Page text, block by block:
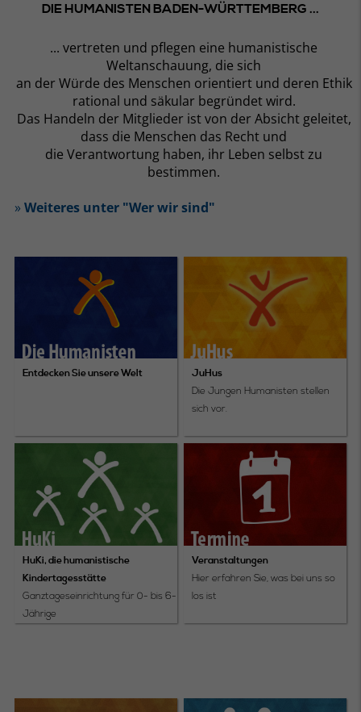
DIE HUMANISTEN BADEN-WÜRTTEMBERG ...
... vertreten und pflegen eine humanistische
Weltanschauung, die sich
an der Würde des Menschen orientiert und deren Ethik
rational und säkular begründet wird.
Das Handeln der Mitglieder ist von der Absicht geleitet,
dass die Menschen das Recht und
die Verantwortung haben, ihr Leben selbst zu
bestimmen.
» Weiteres unter "Wer wir sind"
Entdecken Sie unsere Welt JuHus
Die Jungen Humanisten stellen
sich vor.
HuKi, die humanistische
Kindertagesstätte
Ganztageseinrichtung für 0- bis 6-
Jährige
Veranstaltungen
Hier erfahren Sie, was bei uns so
los ist